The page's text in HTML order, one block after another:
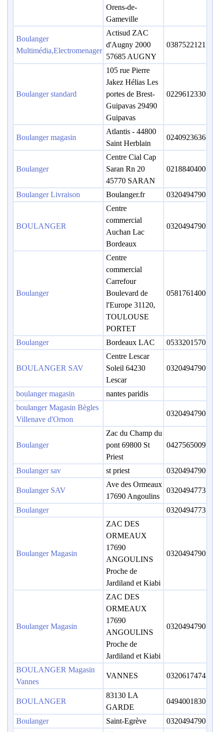
Orens-de-
Gameville
Boulanger
Multimédia,Electromenager
Actisud ZAC
d'Augny 2000
57685 AUGNY
0387522121
Boulanger standard
105 rue Pierre
Jakez Hélias Les
portes de Brest-
Guipavas 29490
Guipavas
0229612330
Boulanger magasin
Atlantis - 44800
Saint Herblain
0240923636
Boulanger
Centre Cial Cap
Saran Rn 20
45770 SARAN
0218840400
Boulanger Livraison Boulanger.fr 0320494790
BOULANGER
Centre
commercial
Auchan Lac
Bordeaux
0320494790
Boulanger
Centre
commercial
Carrefour
Boulevard de
l'Europe 31120,
TOULOUSE
PORTET
0581761400
Boulanger Bordeaux LAC 0533201570
BOULANGER SAV
Centre Lescar
Soleil 64230
Lescar
0320494790
boulanger magasin
nantes paridis
boulanger Magasin Bègles
Villenave d'Ornon
0320494790
Boulanger
Zac du Champ du
pont 69800 St
Priest
0427565009
Boulanger sav st priest 0320494790
Boulanger SAV
Ave des Ormeaux
17690 Angoulins
0320494773
Boulanger 0320494773
Boulanger Magasin
ZAC DES
ORMEAUX
17690
ANGOULINS
Proche de
Jardiland et Kiabi
0320494790
Boulanger Magasin
ZAC DES
ORMEAUX
17690
ANGOULINS
Proche de
Jardiland et Kiabi
0320494790
BOULANGER Magasin
Vannes
VANNES 0320617474
BOULANGER
83130 LA
GARDE
0494001830
Boulanger Saint-Egrève 0320494790